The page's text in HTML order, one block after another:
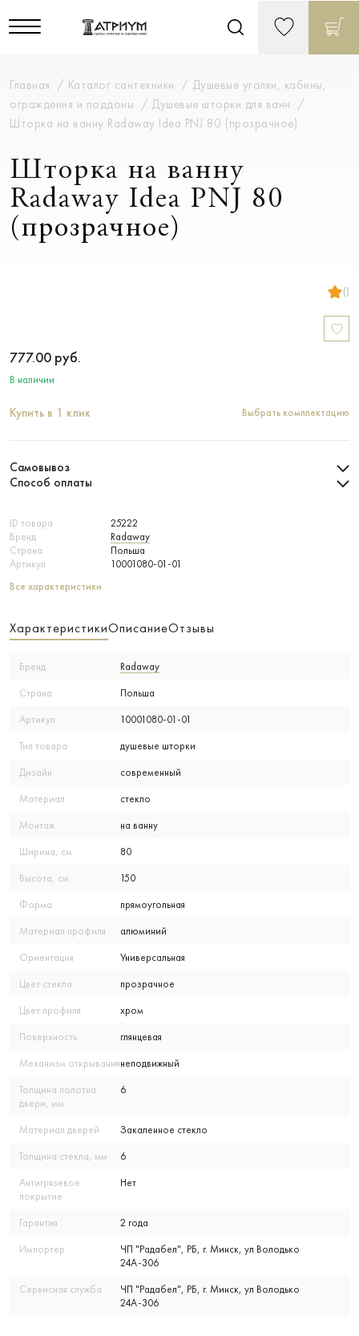
Главная Каталог сантехники
Душевые уголки, кабины,
ограждения и поддоны
Душевые шторки для ванн
Шторка на ванну Radaway Idea PNJ 80 (прозрачное)
Шторка на ванну
Radaway Idea PNJ 80
(прозрачное)
()
ID товара
25222
Бренд
Radaway
Страна
Польша
Артикул
10001080-01-01
Все характеристики
777.00 руб.
В наличии
Купить в 1 клик Выбрать комплектацию
Самовывоз
Способ оплаты
ХарактеристикиОписаниеОтзывы
Бренд Radaway
Страна Польша
Артикул 10001080-01-01
Тип товара душевые шторки
Дизайн современный
Материал стекло
Монтаж на ванну
Ширина, см 80
Высота, см 150
Форма прямоугольная
Материал профиля алюминий
Ориентация Универсальная
Цвет стекла прозрачное
Цвет профиля хром
Поверхность глянцевая
Механизм открываниянеподвижный
Толщина полотна
двери, мм
6
Материал дверей Закаленное стекло
Толщина стекла, мм 6
Антигрязевое
покрытие
Нет
Гарантия 2 года
Импортер
ЧП "Радабел", РБ, г. Минск, ул Володько
24А-306
Сервисная служба
ЧП "Радабел", РБ, г. Минск, ул Володько
24А-306